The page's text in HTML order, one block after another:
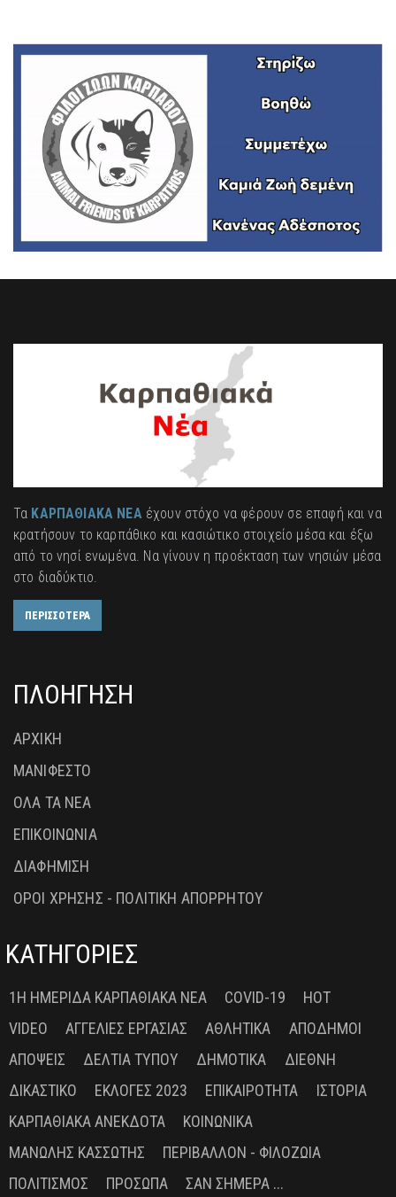
Τα ΚΑΡΠΑΘΙΑΚΑ ΝΕΑέχουν στόχο να φέρουν σε επαφή και να
κρατήσουν το καρπάθικο και κασιώτικο στοιχείο μέσα και έξω
από το νησί ενωμένα. Να γίνουν η προέκταση των νησιών μέσα
στο διαδύκτιο.
ΠΕΡΙΣΣΟΤΕΡΑ
ΠΛΟΗΓΗΣΗ
ΑΡΧΙΚΗ
ΜΑΝΙΦΕΣΤΟ
ΟΛΑ ΤΑ ΝΕΑ
ΕΠΙΚΟΙΝΩΝΙΑ
ΔΙΑΦΗΜΙΣΗ
ΟΡΟΙ ΧΡΗΣΗΣ - ΠΟΛΙΤΙΚΗ ΑΠΟΡΡΗΤΟΥ
ΚΑΤΗΓΟΡΙΕΣ
1Η ΗΜΕΡΊΔΑ ΚΑΡΠΑΘΙΑΚΆ ΝΈΑ COVID-19
HOT
VIDEO
ΑΓΓΕΛΊΕΣ ΕΡΓΑΣΊΑΣ ΑΘΛΗΤΙΚΆ
ΑΠΌΔΗΜΟΙ
ΑΠΌΨΕΙΣ
ΔΕΛΤΊΑ ΤΎΠΟΥ ΔΗΜΟΤΙΚΆ
ΔΙΕΘΝΉ
ΔΙΚΑΣΤΙΚΌ
ΕΚΛΟΓΈΣ 2023 ΕΠΙΚΑΙΡΌΤΗΤΑ
ΙΣΤΟΡΊΑ
ΚΑΡΠΑΘΙΑΚΆ ΑΝΈΚΔΟΤΑ
ΚΟΙΝΩΝΙΚΆ
ΜΑΝΏΛΗΣ ΚΑΣΣΏΤΗΣ
ΠΕΡΙΒΆΛΛΟΝ - ΦΙΛΟΖΩΊΑ
ΠΟΛΙΤΙΣΜΌΣ
ΠΡΌΣΩΠΑ ΣΑΝ ΣΉΜΕΡΑ ...